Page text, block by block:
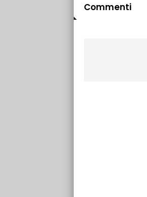
Commenti